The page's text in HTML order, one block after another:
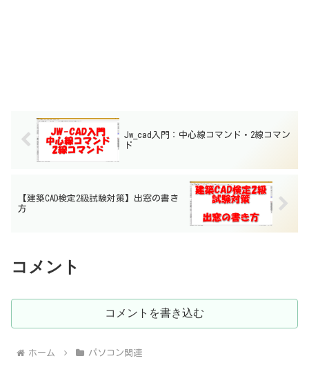
Jw_cad入門：中心線コマンド・2線コマン
ド
【建築CAD検定2級試験対策】出窓の書き
方
コメント
コメントを書き込む
ホーム パソコン関連